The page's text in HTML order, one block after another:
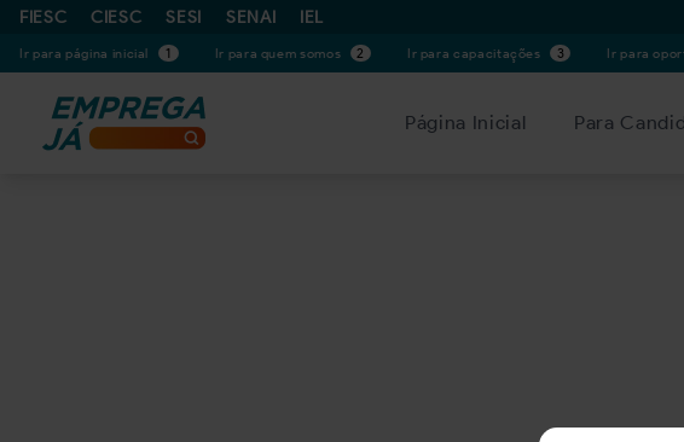
FIESC CIESC SESI SENAI IEL
Ir para página inicial 1 Ir para quem somos 2 Ir para capacitações 3 Ir para
Página Inicial Para